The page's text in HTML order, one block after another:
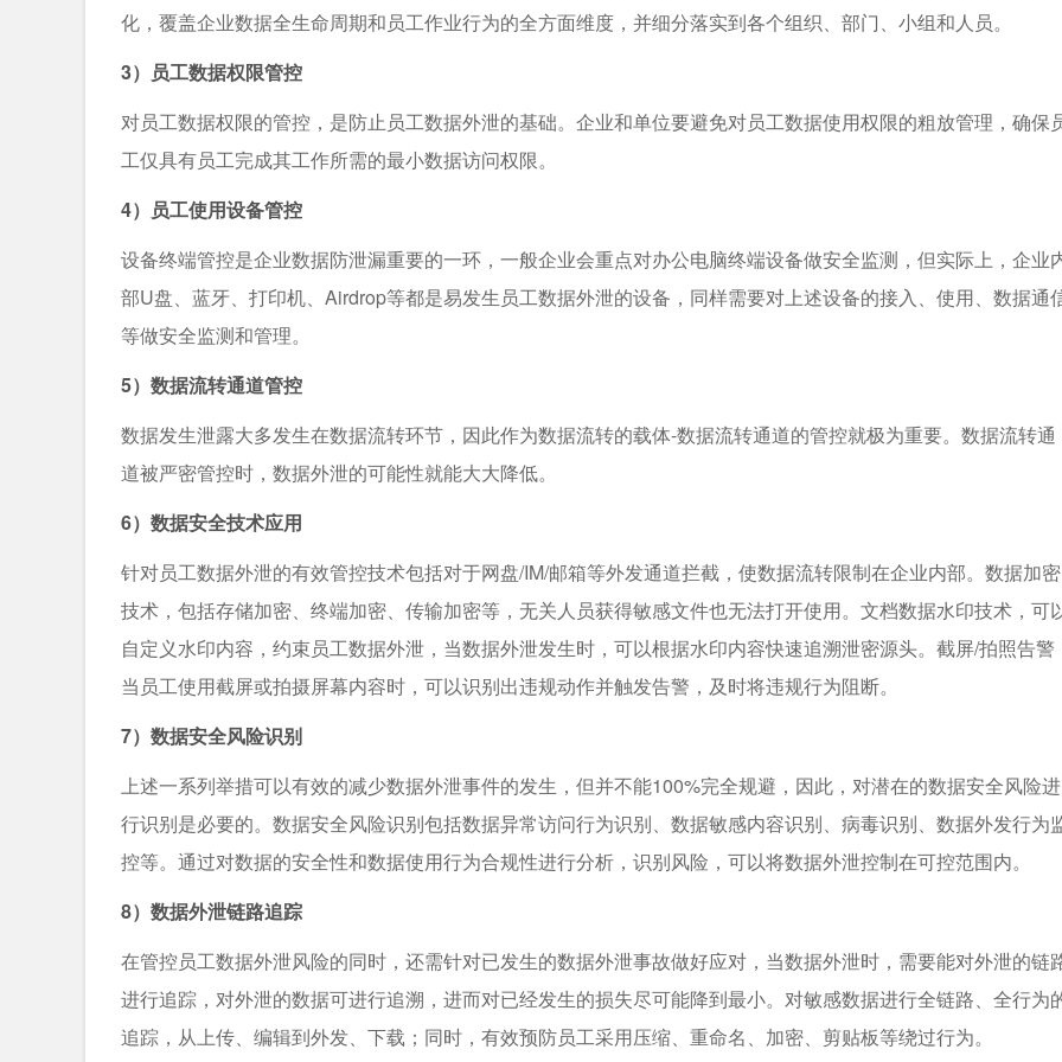
化，覆盖企业数据全生命周期和员工作业行为的全方面维度，并细分落实到各个组织、部门、小组和人员。
3）员工数据权限管控
对员工数据权限的管控，是防止员工数据外泄的基础。企业和单位要避免对员工数据使用权限的粗放管理，确保
工仅具有员工完成其工作所需的最小数据访问权限。
4）员工使用设备管控
设备终端管控是企业数据防泄漏重要的一环，一般企业会重点对办公电脑终端设备做安全监测，但实际上，企业
部U盘、蓝牙、打印机、Airdrop等都是易发生员工数据外泄的设备，同样需要对上述设备的接入、使用、数据通
等做安全监测和管理。
5）数据流转通道管控
数据发生泄露大多发生在数据流转环节，因此作为数据流转的载体-数据流转通道的管控就极为重要。数据流转通
道被严密管控时，数据外泄的可能性就能大大降低。
6）数据安全技术应用
针对员工数据外泄的有效管控技术包括对于网盘/IM/邮箱等外发通道拦截，使数据流转限制在企业内部。数据加密
技术，包括存储加密、终端加密、传输加密等，无关人员获得敏感文件也无法打开使用。文档数据水印技术，可
自定义水印内容，约束员工数据外泄，当数据外泄发生时，可以根据水印内容快速追溯泄密源头。截屏/拍照告警
当员工使用截屏或拍摄屏幕内容时，可以识别出违规动作并触发告警，及时将违规行为阻断。
7）数据安全风险识别
上述一系列举措可以有效的减少数据外泄事件的发生，但并不能100%完全规避，因此，对潜在的数据安全风险进
行识别是必要的。数据安全风险识别包括数据异常访问行为识别、数据敏感内容识别、病毒识别、数据外发行为
控等。通过对数据的安全性和数据使用行为合规性进行分析，识别风险，可以将数据外泄控制在可控范围内。
8）数据外泄链路追踪
在管控员工数据外泄风险的同时，还需针对已发生的数据外泄事故做好应对，当数据外泄时，需要能对外泄的链
进行追踪，对外泄的数据可进行追溯，进而对已经发生的损失尽可能降到最小。对敏感数据进行全链路、全行为
追踪，从上传、编辑到外发、下载；同时，有效预防员工采用压缩、重命名、加密、剪贴板等绕过行为。